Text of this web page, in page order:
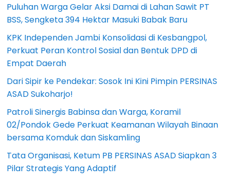
Puluhan Warga Gelar Aksi Damai di Lahan Sawit PT
BSS, Sengketa 394 Hektar Masuki Babak Baru
KPK Independen Jambi Konsolidasi di Kesbangpol,
Perkuat Peran Kontrol Sosial dan Bentuk DPD di
Empat Daerah
Dari Sipir ke Pendekar: Sosok Ini Kini Pimpin PERSINAS
ASAD Sukoharjo!
Patroli Sinergis Babinsa dan Warga, Koramil
02/Pondok Gede Perkuat Keamanan Wilayah Binaan
bersama Komduk dan Siskamling
Tata Organisasi, Ketum PB PERSINAS ASAD Siapkan 3
Pilar Strategis Yang Adaptif